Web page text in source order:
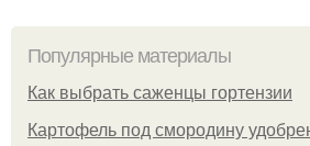
Популярные материалы
Как выбрать саженцы гортензии
Картофель под смородину